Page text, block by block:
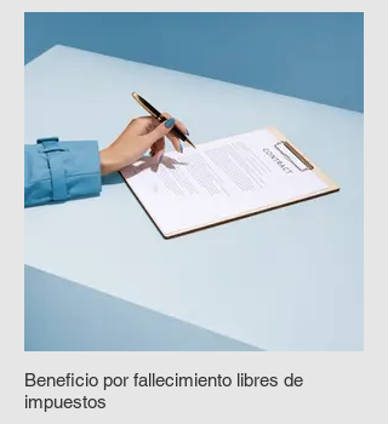
Beneficio por fallecimiento libres de
impuestos